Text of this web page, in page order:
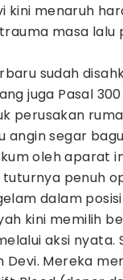
kini menaruh
masa lalu
sudah
juga Pasal
perusakan
angin segar
oleh aparat
tuturnya penuh
dalam
kini memilih
aksi nyata.
Devi. Mereka